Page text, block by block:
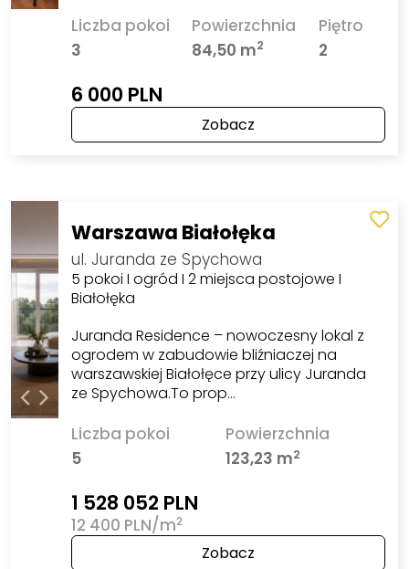
Liczba pokoi
3
Powierzchnia
84,50 m2
Piętro
2
6 000 PLN
Zobacz
Warszawa Białołęka
ul. Juranda ze Spychowa
5 pokoi I ogród I 2 miejsca postojowe I
Białołęka
Juranda Residence – nowoczesny lokal z
ogrodem w zabudowie bliźniaczej na
warszawskiej Białołęce przy ulicy Juranda
ze Spychowa.To prop…
Liczba pokoi
5
Powierzchnia
123,23 m2
1 528 052 PLN
12 400 PLN/m2
Zobacz